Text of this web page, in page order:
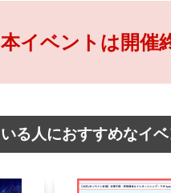
本イベントは開催
る人におすすめなイベ